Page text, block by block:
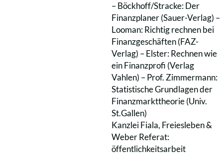
– Böckhoff/Stracke: Der
Finanzplaner (Sauer-Verlag) –
Looman: Richtig rechnen bei
Finanzgeschäften (FAZ-
Verlag) – Elster: Rechnen wie
ein Finanzprofi (Verlag
Vahlen) – Prof. Zimmermann:
Statistische Grundlagen der
Finanzmarkttheorie (Univ.
St.Gallen)
Kanzlei Fiala, Freiesleben &
Weber Referat:
öffentlichkeitsarbeit